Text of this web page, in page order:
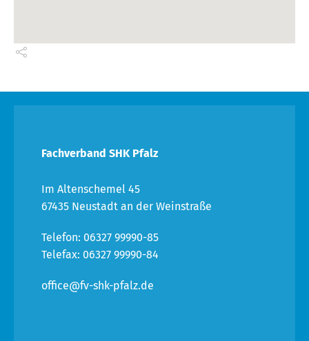
Fachverband SHK Pfalz
Im Altenschemel 45
67435 Neustadt an der Weinstraße
Telefon: 06327 99990-85
Telefax: 06327 99990-84
office@fv-shk-pfalz.de